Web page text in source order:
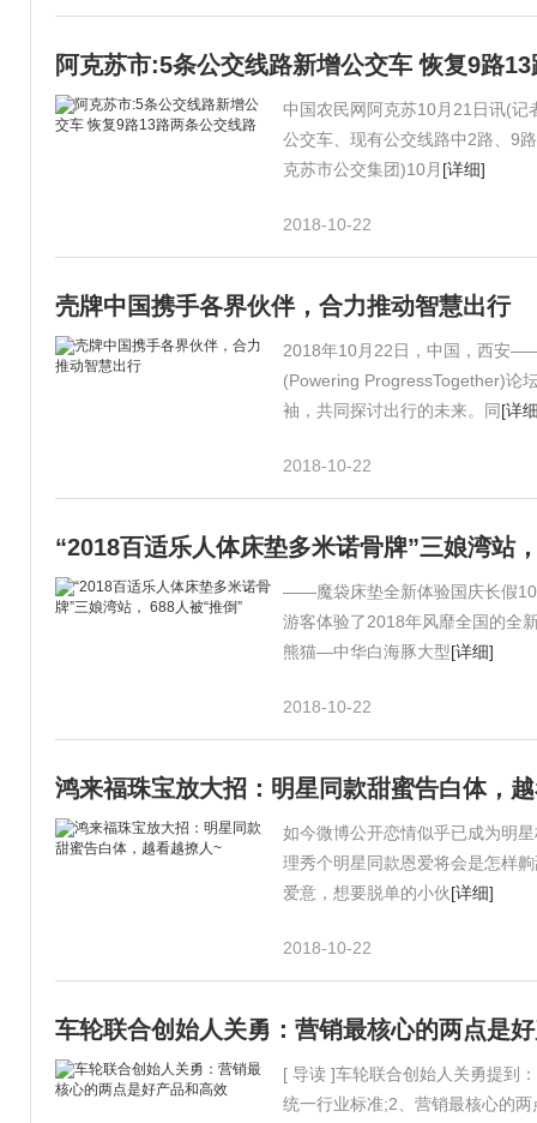
阿克苏市:5条公交线路新增公交车 恢复9路
中国农民网阿克苏10月21日讯(记
公交车、现有公交线路中2路、9
克苏市公交集团)10月 [详细]
2018-10-22
壳牌中国携手各界伙伴，合力推动智慧出行
2018年10月22日，中国，西安
(Powering ProgressTogether)论
袖，共同探讨出行的未来。同[详
2018-10-22
“2018百适乐人体床垫多米诺骨牌”三娘湾站
——魔袋床垫全新体验国庆长假10
游客体验了2018年风靡全国的全
熊猫—中华白海豚大型[详细]
2018-10-22
鸿来福珠宝放大招：明星同款甜蜜告白体，
如今微博公开恋情似乎已成为明
理秀个明星同款恩爱将会是怎样
爱意，想要脱单的小伙[详细]
2018-10-22
车轮联合创始人关勇：营销最核心的两点是
[ 导读 ]车轮联合创始人关勇提到
统一行业标准;2、营销最核心的